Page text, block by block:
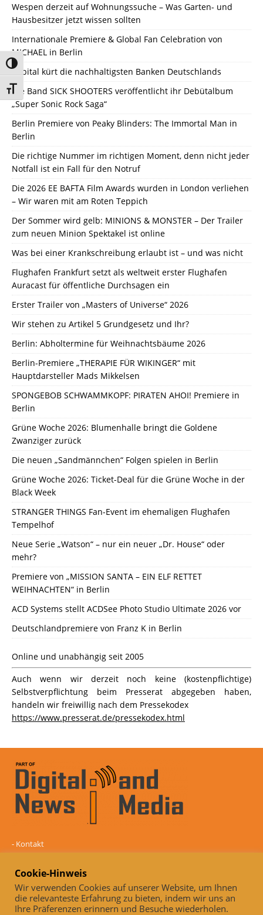
Umschalten auf hohe Kontraste
Schrift vergrößern
Wespen derzeit auf Wohnungssuche – Was Garten- und
Hausbesitzer jetzt wissen sollten
Internationale Premiere & Global Fan Celebration von
MICHAEL in Berlin
Capital kürt die nachhaltigsten Banken Deutschlands
Die Band SICK SHOOTERS veröffentlicht ihr Debütalbum
„Super Sonic Rock Saga“
Berlin Premiere von Peaky Blinders: The Immortal Man in
Berlin
Die richtige Nummer im richtigen Moment, denn nicht jeder
Notfall ist ein Fall für den Notruf
Die 2026 EE BAFTA Film Awards wurden in London verliehen
– Wir waren mit am Roten Teppich
Der Sommer wird gelb: MINIONS & MONSTER – Der Trailer
zum neuen Minion Spektakel ist online
Was bei einer Krankschreibung erlaubt ist – und was nicht
Flughafen Frankfurt setzt als weltweit erster Flughafen
Auracast für öffentliche Durchsagen ein
Erster Trailer von „Masters of Universe“ 2026
Wir stehen zu Artikel 5 Grundgesetz und Ihr?
Berlin: Abholtermine für Weihnachtsbäume 2026
Berlin-Premiere „THERAPIE FÜR WIKINGER“ mit
Hauptdarsteller Mads Mikkelsen
SPONGEBOB SCHWAMMKOPF: PIRATEN AHOI! Premiere in
Berlin
Grüne Woche 2026: Blumenhalle bringt die Goldene
Zwanziger zurück
Die neuen „Sandmännchen“ Folgen spielen in Berlin
Grüne Woche 2026: Ticket-Deal für die Grüne Woche in der
Black Week
STRANGER THINGS Fan-Event im ehemaligen Flughafen
Tempelhof
Neue Serie „Watson“ – nur ein neuer „Dr. House“ oder
mehr?
Premiere von „MISSION SANTA – EIN ELF RETTET
WEIHNACHTEN“ in Berlin
ACD Systems stellt ACDSee Photo Studio Ultimate 2026 vor
Deutschlandpremiere von Franz K in Berlin
Online und unabhängig seit 2005
Auch wenn wir derzeit noch keine (kostenpflichtige)
Selbstverpflichtung beim Presserat abgegeben haben,
handeln wir freiwillig nach dem Pressekodex
https://www.presserat.de/pressekodex.html
- Kontakt
Datenschutz
-Impressum
Online und unabhängig seit 2005
Cookie-Hinweis
Wir verwenden Cookies auf unserer Website, um Ihnen
die relevanteste Erfahrung zu bieten, indem wir uns an
Ihre Präferenzen erinnern und Besuche wiederholen.